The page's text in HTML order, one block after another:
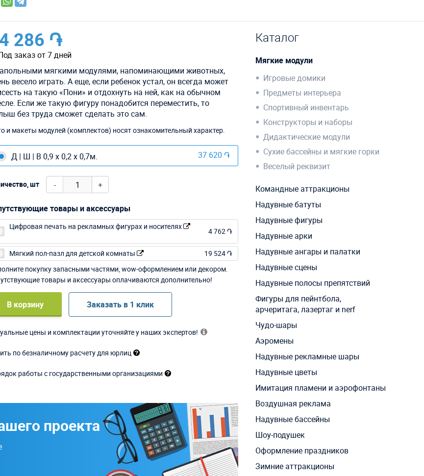
286 ֏
заказ от 7 дней
мягкими модулями, напоминающими животных,
весело играть. А еще, если ребенок устал, он всегда может
на такую «Пони» и отдохнуть на ней, как на обычном
Если же такую фигуру понадобится переместить, то
без труда сможет сделать это сам.
и макеты модулей (комплектов) носят ознакомительный характер.
Д | Ш | В 0,9 х 0,2 х 0,7м. 37 620 ֏
шт - +
товары и аксессуары
Цифровая печать на рекламных фигурах и носителях
4 762 ֏
Мягкий пол-пазл для детской комнаты
19 524 ֏
покупку запасными частями, wow-оформлением или декором.
товары и аксессуары оплачиваются дополнительно!
В корзину Заказать в 1 клик
цены и комплектации уточняйте у наших экспертов!
по безналичному расчету для юрлиц
работы с государственными организациями
проекта
Каталог
Мягкие модули
Игровые домики
Предметы интерьера
Спортивный инвентарь
Конструкторы и наборы
Дидактические модули
Сухие бассейны и мягкие горки
Веселый реквизит
Командные аттракционы
Надувные батуты
Надувные фигуры
Надувные арки
Надувные ангары и палатки
Надувные сцены
Надувные полосы препятствий
Фигуры для пейнтбола,
арчеритага, лазертаг и nerf
Чудо-шары
Аэромены
Надувные рекламные шары
Надувные цветы
Имитация пламени и аэрофонтаны
Воздушная реклама
Надувные бассейны
Шоу-подушек
Оформление праздников
Зимние аттракционы